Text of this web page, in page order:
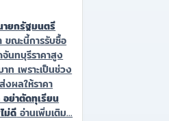
ายกรัฐมนตรี
ขณะนี้การรับซื้อ
นทบุรีราคาสูง
าท เพราะเป็นช่วง
ผลให้ราคา
ย่าตัดทุเรียน
ม่ดี อ่านเพิ่มเติม...